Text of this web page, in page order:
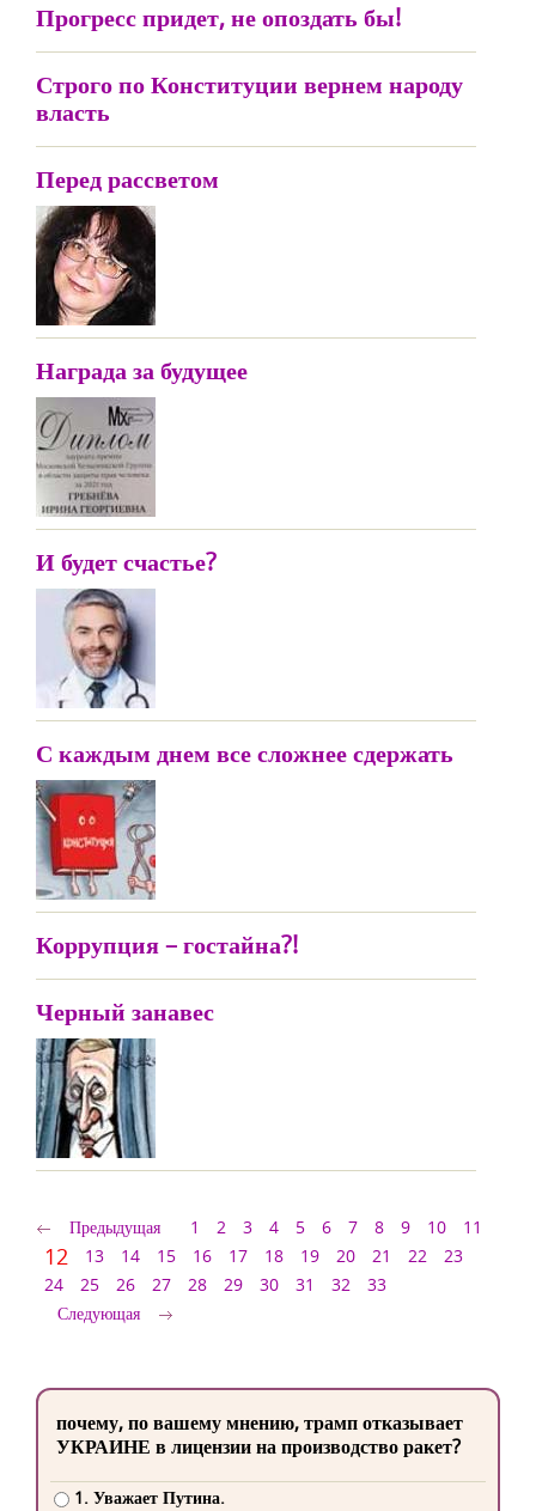
Прогресс придет, не опоздать бы!
Строго по Конституции вернем народу
власть
Перед рассветом
Награда за будущее
И будет счастье?
С каждым днем все сложнее сдержать
Коррупция – гостайна?!
Черный занавес
Предыдущая 1 2 3 4 5 6 7 8 9 10 11
12 13 14 15 16 17 18 19 20 21 22
23
24
25 26 27 28 29 30 31 32
33
Следующая
почему, по вашему мнению, трамп отказывает
УКРАИНЕ в лицензии на производство ракет?
1. Уважает Путина.